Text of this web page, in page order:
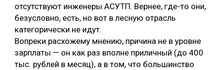
отсутствуют инженеры АСУТП. Вернее, где-то они,
безусловно, есть, но вот в лесную отрасль
категорически не идут.
Вопреки расхожему мнению, причина не в уровне
зарплаты — он как раз вполне приличный (до 400
тыс. рублей в месяц), а в том, что большинство